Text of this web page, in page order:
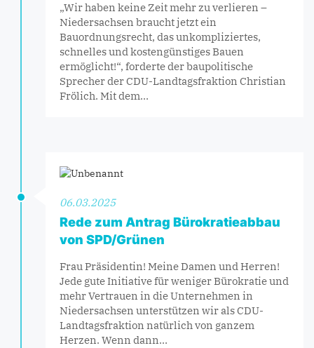
„Wir haben keine Zeit mehr zu verlieren –
Niedersachsen braucht jetzt ein
Bauordnungsrecht, das unkompliziertes,
schnelles und kostengünstiges Bauen
ermöglicht!“, forderte der baupolitische
Sprecher der CDU-Landtagsfraktion Christian
Frölich. Mit dem…
06.03.2025
Rede zum Antrag Bürokratieabbau
von SPD/Grünen
Frau Präsidentin! Meine Damen und Herren!
Jede gute Initiative für weniger Bürokratie und
mehr Vertrauen in die Unternehmen in
Niedersachsen unterstützen wir als CDU-
Landtagsfraktion natürlich von ganzem
Herzen. Wenn dann…